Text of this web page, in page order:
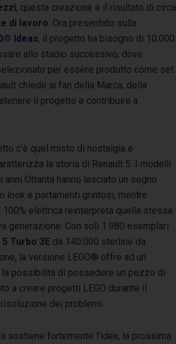
, questa creazione è il risultato di circa
di lavoro . Ora presentato sulla
Ideas, il progetto ha bisogno di 10.000
allo stadio successivo, dove
per essere prodotto come set
chiede ai fan della Marca, della
il progetto e contribuire a
c’è quel misto di nostalgia e
la storia di Renault 5. I modelli
Ottanta hanno lasciato un segno
look e portamenti grintosi, mentre
100% elettrica reinterpreta quella stessa
generazione. Con soli 1.980 esemplari
Turbo 3E da 140.000 sterline da
la versione LEGO® offre ad un
possibilità di possedere un pezzo di
a creare progetti LEGO durante il
dei problemi.
sostiene fortemente l’idea, la prossima